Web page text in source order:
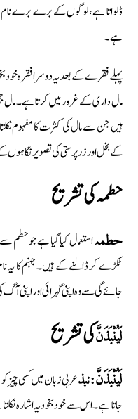
ڈلواتا ہے، لوگوں کے برے برے نام
ہے۔
پہلے فقرے کے بعد یہ دوسرا فقرہ خود
مال داری کے غرور میں کرتا ہے۔ مال
ہیں جن سے مال کی کثرت کا مفہوم
کے بخل اور زر پرستی کی تصویر
حطمہ كى تشريح
حطمہاستعمال کیا گیا ہے جو
ٹکڑے کر ڈالنے کے ہیں۔ جہنم کا یہ
جائے گی سے وہ اپنی گہرائی اور اپنی
لَيُنْبَذَنَّكى تشريح
لَيُنْبَذَنَّ:نبذعربی زبان میں کسی چیز
جاتا ہے۔ اس سے خودبخود یہ اشارہ